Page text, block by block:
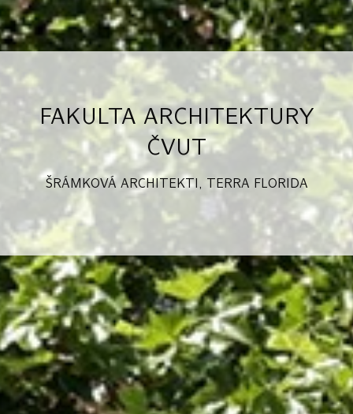
FAKULTA ARCHITEKTURY
ČVUT
ŠRÁMKOVÁ ARCHITEKTI , TERRA FLORIDA